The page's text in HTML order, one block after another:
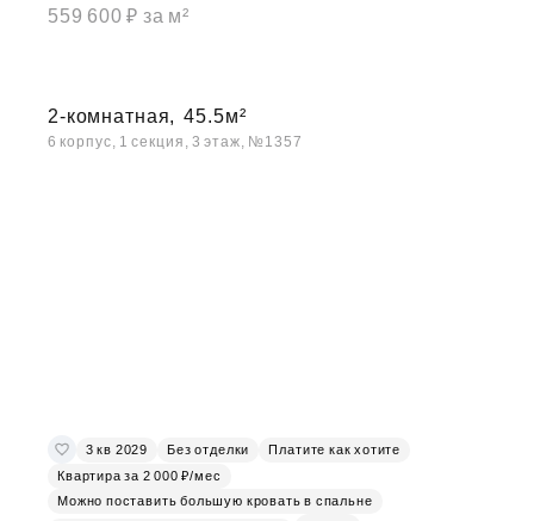
559 600 ₽ за м²
2-комнатная, 45.5м²
6 корпус, 1 секция, 3 этаж, №1357
3 кв 2029 Без отделки
Платите как хотите
Квартира за 2 000 ₽/мес
Можно поставить большую кровать в спальне